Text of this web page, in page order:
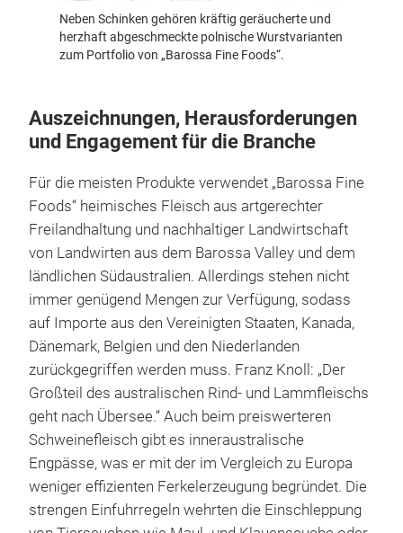
Neben Schinken gehören kräftig geräucherte und
herzhaft abgeschmeckte polnische Wurstvarianten
zum Portfolio von „Barossa Fine Foods“.
Auszeichnungen, Herausforderungen
und Engagement für die Branche
Für die meisten Produkte verwendet „Barossa Fine
Foods“ heimisches Fleisch aus artgerechter
Freilandhaltung und nachhaltiger Landwirtschaft
von Landwirten aus dem Barossa Valley und dem
ländlichen Südaustralien. Allerdings stehen nicht
immer genügend Mengen zur Verfügung, sodass
auf Importe aus den Vereinigten Staaten, Kanada,
Dänemark, Belgien und den Niederlanden
zurückgegriffen werden muss. Franz Knoll: „Der
Großteil des australischen Rind- und Lammfleischs
geht nach Übersee.“ Auch beim preiswerteren
Schweinefleisch gibt es inneraustralische
Engpässe, was er mit der im Vergleich zu Europa
weniger effizienten Ferkelerzeugung begründet. Die
strengen Einfuhrregeln wehrten die Einschleppung